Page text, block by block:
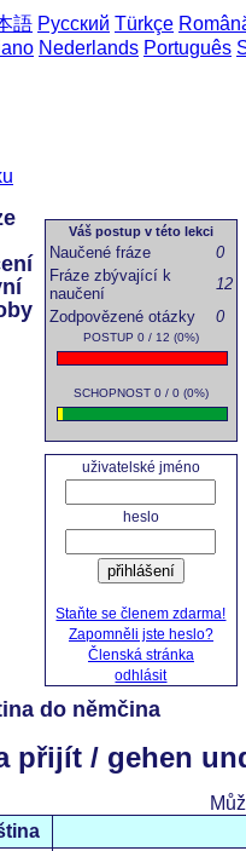
語 Русский Türkçe
Nederlands Português
Váš postup v této lekci
Naučené fráze
0
Fráze zbývající k
naučení
12
Zodpovězené otázky
0
POSTUP 0 / 12 (0%)
SCHOPNOST 0 / 0 (0%)
uživatelské jméno
heslo
přihlášení
Staňte se členem zdarma!
Zapomněli jste heslo?
Členská stránka
odhlásit
do němčina
přijít / gehen